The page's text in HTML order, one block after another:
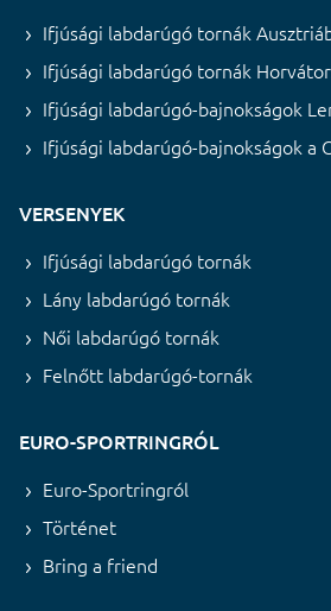
Ifjúsági labdarúgó tornák
Ifjúsági labdarúgó tornák
Ifjúsági labdarúgó-bajnokságok
Ifjúsági labdarúgó-bajnokságok a
VERSENYEK
Ifjúsági labdarúgó tornák
Lány labdarúgó tornák
Női labdarúgó tornák
Felnőtt labdarúgó-tornák
EURO-SPORTRINGRÓL
Euro-Sportringról
Történet
Bring a friend